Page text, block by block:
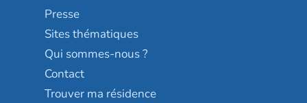
Sérénys
Résidences services Villa Médicis
Presse
Sites thématiques
Qui sommes-nous ?
Contact
Trouver ma résidence